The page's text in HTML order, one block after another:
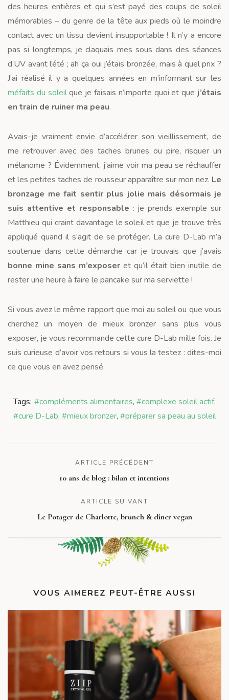
des heures entières et qui s’est payé des coups de soleil
mémorables – du genre de la tête aux pieds où le moindre
contact avec un tissu devient insupportable ! Il n’y a encore
pas si longtemps, je claquais mes sous dans des séances
d’UV avant l’été ; ah ça oui j’étais bronzée, mais à quel prix ?
J’ai réalisé il y a quelques années en m’informant sur les
méfaits du soleilque je faisais n’importe quoi et que j’étais
en train de ruiner ma peau.
Avais-je vraiment envie d’accélérer son vieillissement, de
me retrouver avec des taches brunes ou pire, risquer un
mélanome ? Évidemment, j’aime voir ma peau se réchauffer
et les petites taches de rousseur apparaître sur mon nez. Le
bronzage me fait sentir plus jolie mais désormais je
suis attentive et responsable : je prends exemple sur
Matthieu qui craint davantage le soleil et que je trouve très
appliqué quand il s’agit de se protéger. La cure D-Lab m’a
soutenue dans cette démarche car je trouvais que j’avais
bonne mine sans m’exposer et qu’il était bien inutile de
rester une heure à faire le pancake sur ma serviette !
Si vous avez le même rapport que moi au soleil ou que vous
cherchez un moyen de mieux bronzer sans plus vous
exposer, je vous recommande cette cure D-Lab mille fois. Je
suis curieuse d’avoir vos retours si vous la testez : dites-moi
ce que vous en avez pensé.
Tags: #compléments alimentaires, #complexe soleil actif,
#cure D-Lab, #mieux bronzer, #préparer sa peau au soleil
ARTICLE PRÉCÉDENT
10 ans de blog : bilan et intentions
ARTICLE SUIVANT
Le Potager de Charlotte, brunch & dîner vegan
VOUS AIMEREZ PEUT-ÊTRE AUSSI